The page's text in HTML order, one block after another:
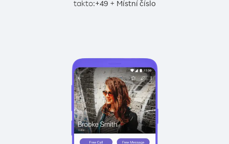
takto:+49 + Místní číslo